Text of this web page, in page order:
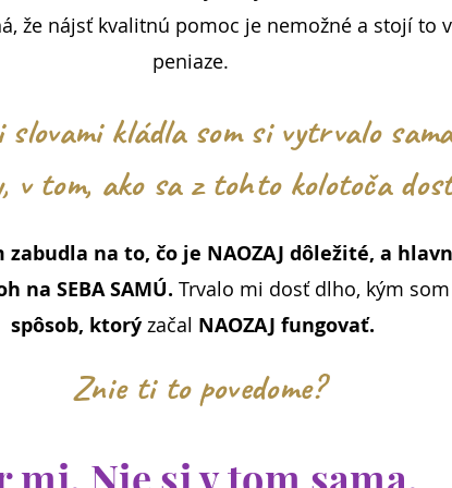
že nájsť kvalitnú pomoc je nemožné a stojí to
peniaze.
kládla som si vytrvalo
v tom, ako sa z tohto kolotoča
zabudla na to, čo je NAOZAJ dôležité, a
na SEBA SAMÚ. Trvalo mi dosť dlho, kým
spôsob, ktorý začal NAOZAJ fungovať.
Znie ti to povedome?
mi. Nie si v tom sama.